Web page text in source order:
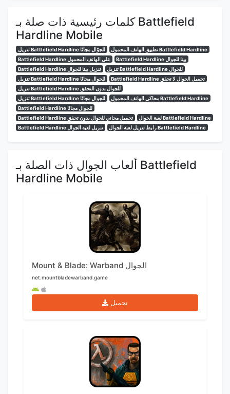
كلمات رئيسية ذات صلة بـ Battlefield
Hardline Mobile
تنزيل Battlefield Hardline للجوّال مجانًا
تطبيق الهاتف المحمول Battlefield Hardline
Battlefield Hardline على الهاتف المحمول
Battlefield Hardline بيتا للجوال
Battlefield Hardline تنزيل بيتا للجوال
تنزيل Battlefield Hardline للجوال
تنزيل Battlefield Hardline للجوال مجانًا
Battlefield Hardline تحميل الجوال لا تحقق
تنزيل Battlefield Hardline للجوال بدون التحقق
تنزيل Battlefield Hardline للجوال مجانًا
محاكي الهاتف المحمول Battlefield Hardline
Battlefield Hardline للجوال مجانًا
Battlefield Hardline تحميل مجاني للجوال بدون تحقق
لعبة الجوال Battlefield Hardline
Battlefield Hardline تنزيل لعبة الجوال
رابط تنزيل لعبة الجوال Battlefield Hardline
ألعاب الجوال ذات الصلة بـ Battlefield
Hardline Mobile
Mount & Blade: Warband الجوال
net.mountbladewarband.game
تحميل